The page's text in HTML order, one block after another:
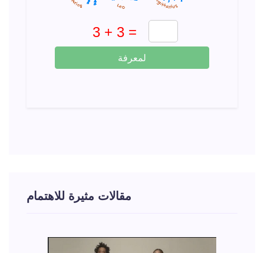
لمعرفة
مقالات مثيرة للاهتمام